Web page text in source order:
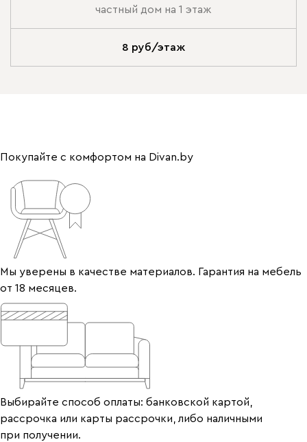
частный дом на 1 этаж
8 руб/этаж
Покупайте с комфортом на Divan.by
Мы уверены в качестве материалов. Гарантия на мебель
от 18 месяцев.
Выбирайте способ оплаты: банковской картой,
рассрочка или карты рассрочки, либо наличными
при получении.